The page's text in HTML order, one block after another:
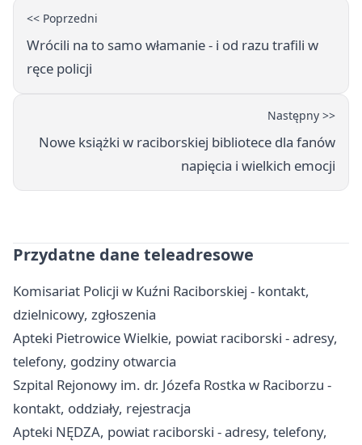
<< Poprzedni
Wrócili na to samo włamanie - i od razu trafili w
ręce policji
Następny >>
Nowe książki w raciborskiej bibliotece dla fanów
napięcia i wielkich emocji
Przydatne dane teleadresowe
Komisariat Policji w Kuźni Raciborskiej - kontakt,
dzielnicowy, zgłoszenia
Apteki Pietrowice Wielkie, powiat raciborski - adresy,
telefony, godziny otwarcia
Szpital Rejonowy im. dr. Józefa Rostka w Raciborzu -
kontakt, oddziały, rejestracja
Apteki NĘDZA, powiat raciborski - adresy, telefony,